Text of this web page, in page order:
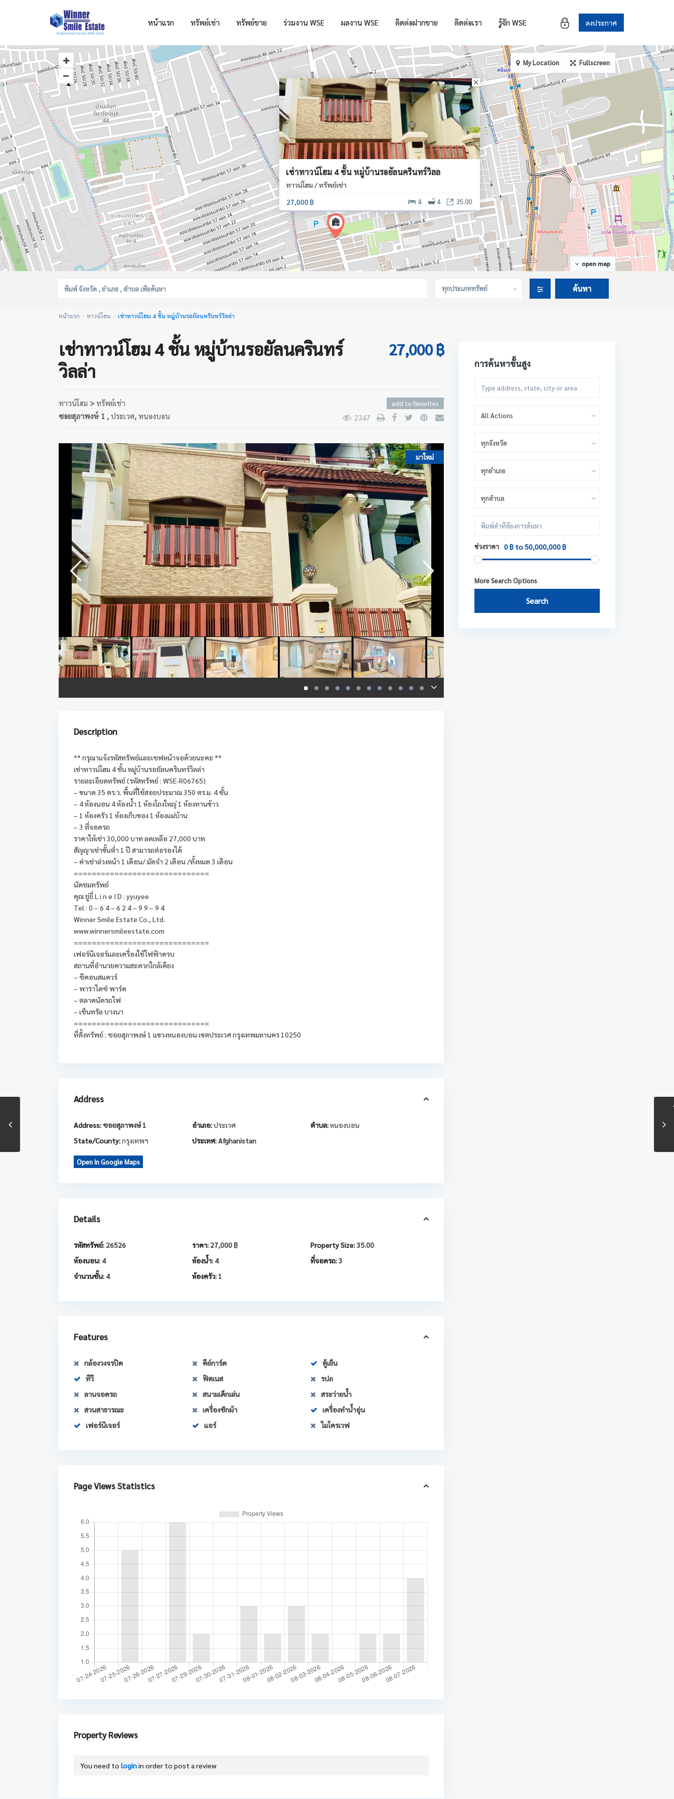
ลงประกาศ
หน้าแรก ทรัพย์เช่า ทรัพย์ขาย ร่วมงาน WSE ผลงาน WSE ติดต่อฝากขาย ติดต่อเรา รู้จัก WSE
เช่าทาวน์โฮม 4 ชั้น หมู่บ้านรอยัลนครินทร์วิลล
ทาวน์โฮม / ทรัพย์เช่า
27,000 ฿
35.00
4
4
open map
My Location Fullscreen
ทุกประเภททรัพย์
หน้าแรก ทาวน์โฮม เช่าทาวน์โฮม 4 ชั้น หมู่บ้านรอยัลนครินทร์วิลล่า
เช่าทาวน์โฮม 4 ชั้น หมู่บ้านรอยัลนครินทร์
วิลล่า
27,000 ฿
ทาวน์โฮม > ทรัพย์เช่า
ซอยสุภาพงษ์ 1 , ประเวศ, หนองบอน
add to favorites
2347
มาใหม่
Description
** กรุณาแจ้งรหัสทรัพย์และเซฟหน้าจอด้วยนะคะ **
เช่าทาวน์โฮม 4 ชั้น หมู่บ้านรอยัลนครินทร์วิลล่า
รายละเอียดทรัพย์ (รหัสทรัพย์ : WSE-R06765)
– ขนาด 35 ตร.ว. พื้นที่ใช้สอยประมาณ 350 ตร.ม. 4 ชั้น
– 4 ห้องนอน 4 ห้องน้ำ 1 ห้องโถงใหญ่ 1 ห้องทานข้าว
– 1 ห้องครัว 1 ห้องเก็บของ 1 ห้องแม่บ้าน
– 3 ที่จอดรถ
ราคาให้เช่า 30,000 บาท ลดเหลือ 27,000 บาท
สัญญาเช่าขั้นต่ำ 1 ปี สามารถต่อรองได้
– ค่าเช่าล่วงหน้า 1 เดือน/ มัดจำ 2 เดือน /ทั้งหมด 3 เดือน
==============================
นัดชมทรัพย์
คุณ ยู่ยี่ L i n e I D : yyuyee
Tel : 0 – 6 4 – 6 2 4 – 9 9 – 9 4
Winner Smile Estate Co., Ltd.
www.winnersmileestate.com
==============================
เฟอร์นิเจอร์และเครื่องใช้ไฟฟ้าครบ
สถานที่อำนวยความสะดวกใกล้เคียง
– ซีคอนสแควร์
– พาราไดซ์ พาร์ค
– ตลาดนัดรถไฟ
– เซ็นทรัล บางนา
==============================
ที่ตั้งทรัพย์ : ซอยสุภาพงษ์ 1 แขวงหนองบอน เขตประเวศ กรุงเทพมหานคร 10250
Address
Address:ซอยสุภาพงษ์ 1 อำเภอ:ประเวศ ตำบล:หนองบอน
State/County:กรุงเทพฯ ประเทศ:Afghanistan
Open In Google Maps
Details
รหัสทรัพย์: 26526 ราคา: 27,000 ฿ Property Size:35.00
ห้องนอน: 4 ห้องน้ำ: 4 ที่จอดรถ:3
จำนวนชั้น: 4 ห้องครัว: 1
Features
กล้องวงจรปิด คีย์การ์ด
ตู้เย็น
ทีวี
ฟิตเนส
รปภ
ลานจอดรถ
สนามเด็กเล่น
สระว่ายน้ำ
สวนสาธารณะ
เครื่องซักผ้า
เครื่องทำน้ำอุ่น
เฟอร์นิเจอร์
แอร์ ไมโครเวฟ
Page Views Statistics
Property Reviews
You need to loginin order to post a review
การค้นหาขั้นสูง
All Actions
ทุกจังหวัด
ทุกอำเภอ
ทุกตำบล
ช่วงราคา 0 ฿ to 50,000,000 ฿
More Search Options
Search